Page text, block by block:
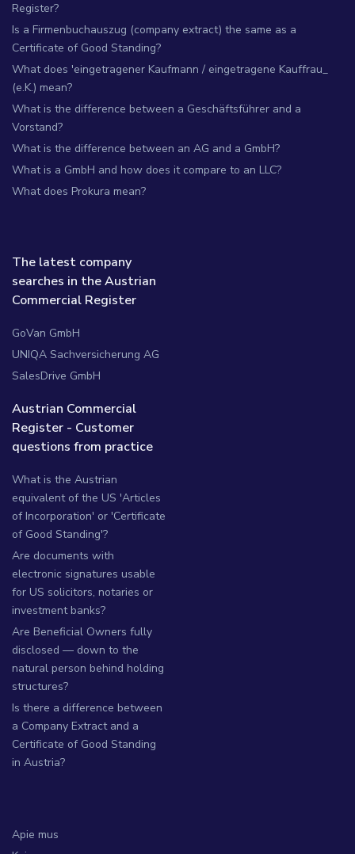
Register?
Is a Firmenbuchauszug (company extract) the same as a
Certificate of Good Standing?
What does 'eingetragener Kaufmann / eingetragene Kauffrau_
(e.K.) mean?
What is the difference between a Geschäftsführer and a
Vorstand?
What is the difference between an AG and a GmbH?
What is a GmbH and how does it compare to an LLC?
What does Prokura mean?
The latest company
searches in the Austrian
Commercial Register
GoVan GmbH
UNIQA Sachversicherung AG
SalesDrive GmbH
Austrian Commercial
Register - Customer
questions from practice
What is the Austrian
equivalent of the US 'Articles
of Incorporation' or 'Certificate
of Good Standing'?
Are documents with
electronic signatures usable
for US solicitors, notaries or
investment banks?
Are Beneficial Owners fully
disclosed — down to the
natural person behind holding
structures?
Is there a difference between
a Company Extract and a
Certificate of Good Standing
in Austria?
Apie mus